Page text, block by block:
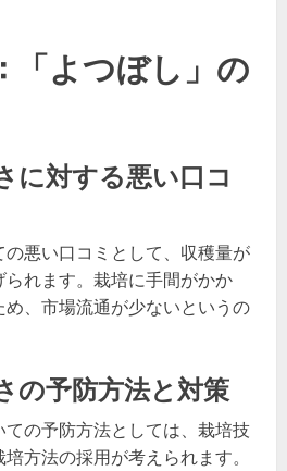
「よつぼし」の
に対する悪い口コ
の悪い口コミとして、収穫量が
れます。栽培に手間がかか
め、市場流通が少ないというの
の予防方法と対策
の予防方法としては、栽培技
方法の採用が考えられます。